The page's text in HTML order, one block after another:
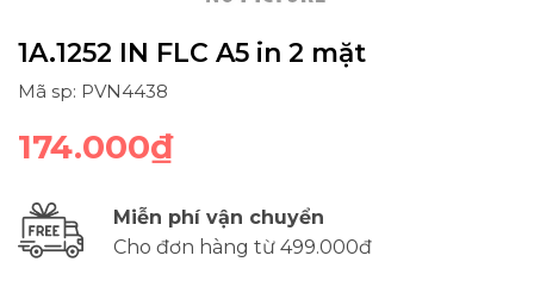
1A.1252 IN FLC A5 in 2 mặt
Mã sp: PVN4438
174.000₫
Miễn phí vận chuyển
Cho đơn hàng từ 499.000đ